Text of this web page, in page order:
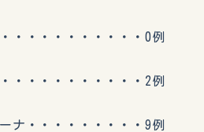
・・・・・・・0例
・・・・・・・2例
・・・・・・・9例